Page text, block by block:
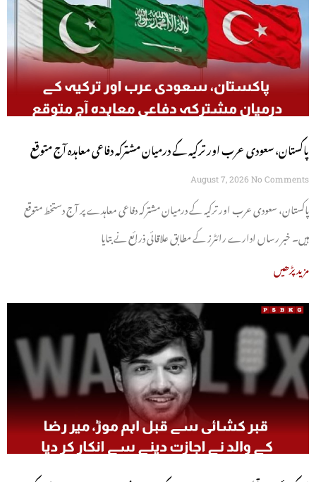
پاکستان، سعودی عرب اور ترکیہ کے درمیان مشترکہ دفاعی معاہدہ آج متوقع
August 7, 2026 No Comments
پاکستان، سعودی عرب اور ترکیہ کے درمیان مشترکہ دفاعی معاہدے پر آج دستخط متوقع
ہیں۔ خبر رساں ادارے رائٹرز کے مطابق علاقائی ذرائع نے بتایا
مزید پڑھیں